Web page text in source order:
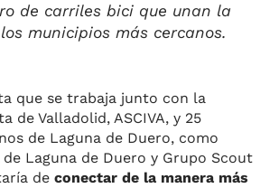
de carriles bici que unan la
municipios más cercanos.
que se trabaja junto con la
de Valladolid, ASCIVA, y 25
de Laguna de Duero, como
Laguna de Duero y Grupo Scout
de conectar de la manera más